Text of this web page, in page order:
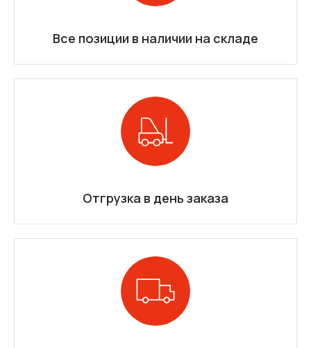
Все позиции в наличии на складе
Отгрузка в день заказа